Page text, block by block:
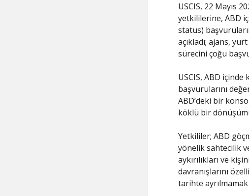
USCIS, 22 Mayıs
yetkililerine, ABD
status)
açıkladı; ajans,
sürecini çoğu
USCIS, ABD
başvurularını
ABD’deki bir
köklü bir
Yetkililer; ABD
yönelik sahtecilik
aykırılıkları ve
davranışlarını
tarihte